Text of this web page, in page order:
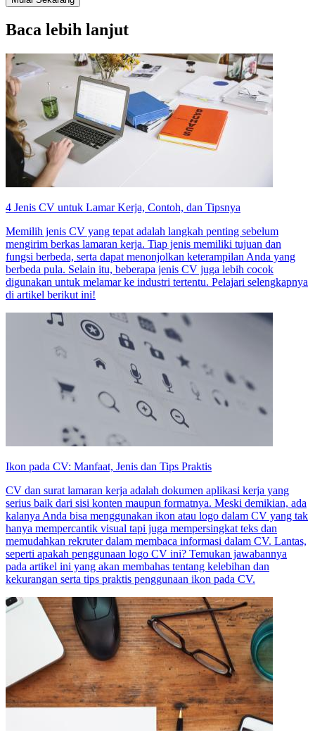
Baca lebih lanjut
4 Jenis CV untuk Lamar Kerja, Contoh, dan Tipsnya
Memilih jenis CV yang tepat adalah langkah penting sebelum
mengirim berkas lamaran kerja. Tiap jenis memiliki tujuan dan
fungsi berbeda, serta dapat menonjolkan keterampilan Anda yang
berbeda pula. Selain itu, beberapa jenis CV juga lebih cocok
digunakan untuk melamar ke industri tertentu. Pelajari selengkapnya
di artikel berikut ini!
Ikon pada CV: Manfaat, Jenis dan Tips Praktis
CV dan surat lamaran kerja adalah dokumen aplikasi kerja yang
serius baik dari sisi konten maupun formatnya. Meski demikian, ada
kalanya Anda bisa menggunakan ikon atau logo dalam CV yang tak
hanya mempercantik visual tapi juga mempersingkat teks dan
memudahkan rekruter dalam membaca informasi dalam CV. Lantas,
seperti apakah penggunaan logo CV ini? Temukan jawabannya
pada artikel ini yang akan membahas tentang kelebihan dan
kekurangan serta tips praktis penggunaan ikon pada CV.